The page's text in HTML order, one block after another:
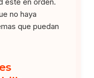
no haya
que puedan